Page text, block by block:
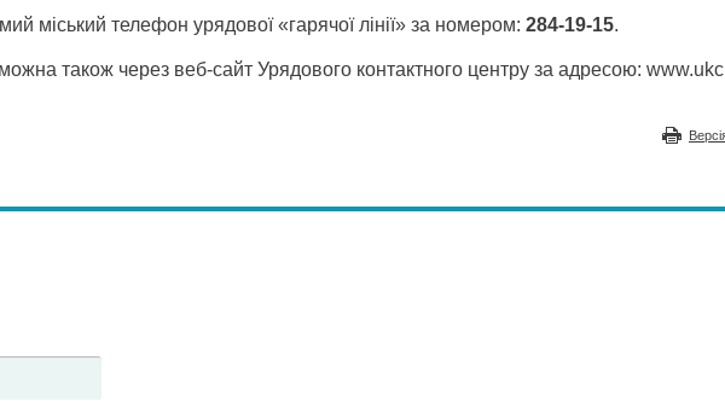
міський телефон урядової «гарячої лінії» за номером: 284-19-15.
також через веб-сайт Урядового контактного центру за адресою: